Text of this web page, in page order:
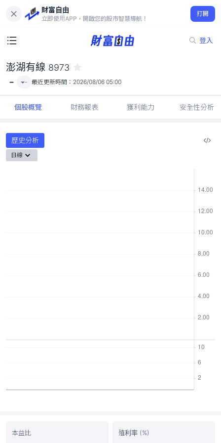
財富自由
立即使用APP，開啟您的股市智慧導航！
打開
登入
-
澎湖有線 8973
- - 最近更新時間： 2026/08/06 05:00
個股概覽 財務報表 獲利能力 安全性分析
歷史分析
日線
本益比 殖利率 (%)